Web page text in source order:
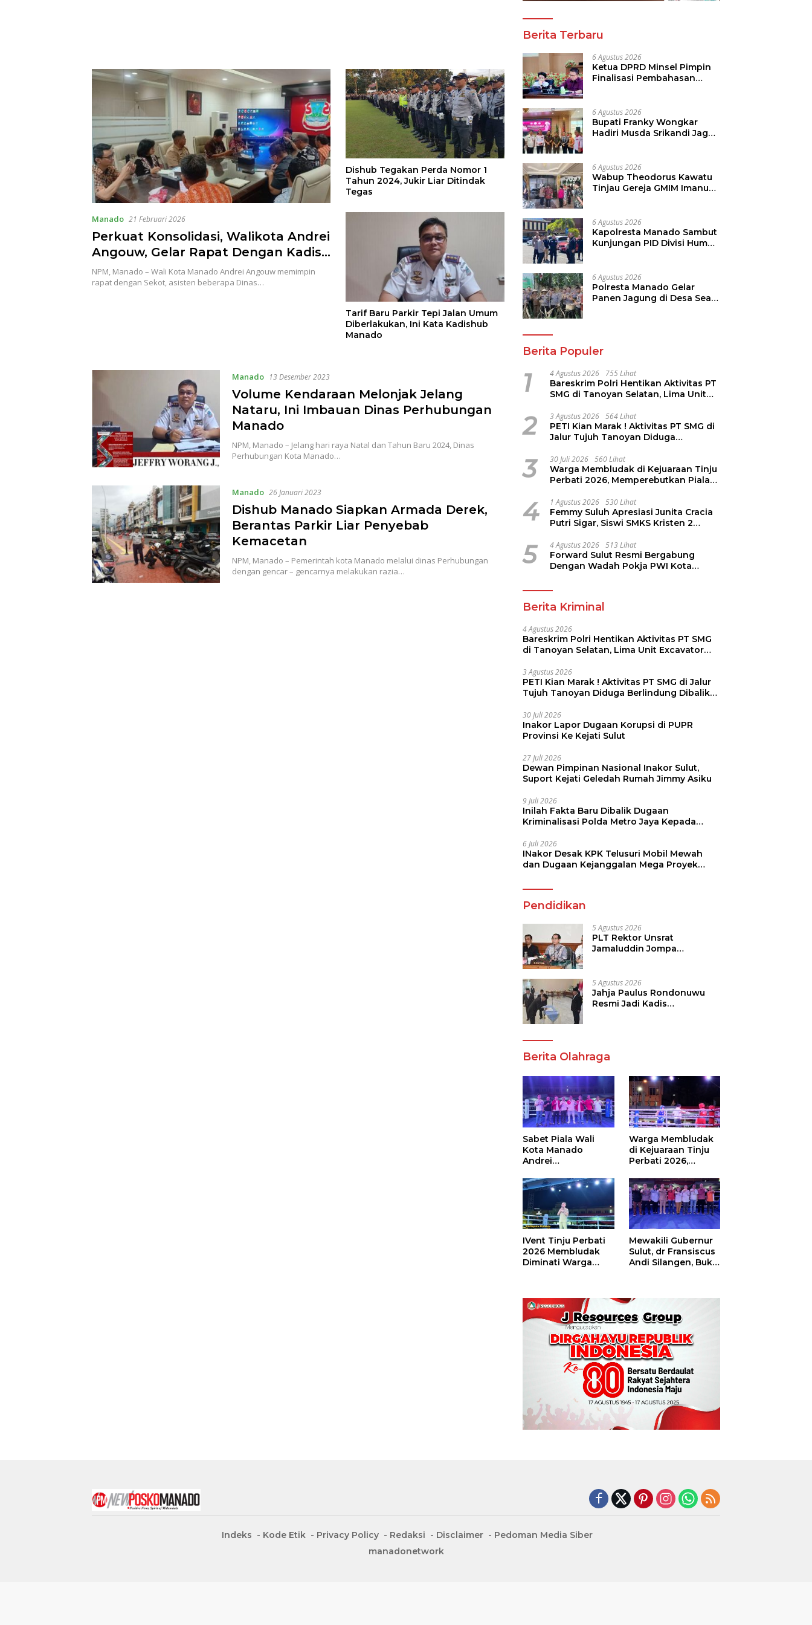
Manado 21 Februari 2026
Perkuat Konsolidasi, Walikota Andrei
Angouw, Gelar Rapat Dengan Kadis
dan Camat
NPM, Manado – Wali Kota Manado Andrei Angouw memimpin
rapat dengan Sekot, asisten beberapa Dinas…
Dishub Tegakan Perda Nomor 1
Tahun 2024, Jukir Liar Ditindak
Tegas
Tarif Baru Parkir Tepi Jalan Umum
Diberlakukan, Ini Kata Kadishub
Manado
Manado 13 Desember 2023
Volume Kendaraan Melonjak Jelang
Nataru, Ini Imbauan Dinas Perhubungan
Manado
NPM, Manado – Jelang hari raya Natal dan Tahun Baru 2024, Dinas
Perhubungan Kota Manado…
Manado 26 Januari 2023
Dishub Manado Siapkan Armada Derek,
Berantas Parkir Liar Penyebab
Kemacetan
NPM, Manado – Pemerintah kota Manado melalui dinas Perhubungan
dengan gencar – gencarnya melakukan razia…
Berita Terbaru
6 Agustus 2026
Ketua DPRD Minsel Pimpin
Finalisasi Pembahasan
6 Agustus 2026
Bupati Franky Wongkar
Hadiri Musda Srikandi Jaga
6 Agustus 2026
Wabup Theodorus Kawatu
Tinjau Gereja GMIM Imanuel
Dukungan bagi Jemaat
6 Agustus 2026
Kapolresta Manado Sambut
Kunjungan PID Divisi Humas
6 Agustus 2026
Polresta Manado Gelar
Panen Jagung di Desa Sea,
Berita Populer
1 4 Agustus 2026 755 Lihat
Bareskrim Polri Hentikan Aktivitas PT
SMG di Tanoyan Selatan, Lima Unit
2 3 Agustus 2026 564 Lihat
PETI Kian Marak ! Aktivitas PT SMG di
Jalur Tujuh Tanoyan Diduga
3 30 Juli 2026 560 Lihat
Warga Membludak di Kejuaraan Tinju
Perbati 2026, Memperebutkan Piala
4 1 Agustus 2026 530 Lihat
Femmy Suluh Apresiasi Junita Cracia
Putri Sigar, Siswi SMKS Kristen 2
Dikmen Nasional 2026
5 4 Agustus 2026 513 Lihat
Forward Sulut Resmi Bergabung
Dengan Wadah Pokja PWI Kota
Berita Kriminal
4 Agustus 2026
Bareskrim Polri Hentikan Aktivitas PT SMG
di Tanoyan Selatan, Lima Unit Excavator
3 Agustus 2026
PETI Kian Marak ! Aktivitas PT SMG di Jalur
Tujuh Tanoyan Diduga Berlindung Dibalik
30 Juli 2026
Inakor Lapor Dugaan Korupsi di PUPR
Provinsi Ke Kejati Sulut
27 Juli 2026
Dewan Pimpinan Nasional Inakor Sulut,
Suport Kejati Geledah Rumah Jimmy Asiku
9 Juli 2026
Inilah Fakta Baru Dibalik Dugaan
Kriminalisasi Polda Metro Jaya Kepada
6 Juli 2026
INakor Desak KPK Telusuri Mobil Mewah
dan Dugaan Kejanggalan Mega Proyek
Pendidikan
5 Agustus 2026
PLT Rektor Unsrat
Jamaluddin Jompa
Kampus Kondusif
5 Agustus 2026
Jahja Paulus Rondonuwu
Resmi Jadi Kadis
Berita Olahraga
Sabet Piala Wali
Kota Manado
Andrei
Boxing Camp Juara
Umum Tinju Perbati
2026
Warga Membludak
di Kejuaraan Tinju
Perbati 2026,
Piala Wali Kota
IVent Tinju Perbati
2026 Membludak
Diminati Warga
Mewakili Gubernur
Sulut, dr Fransiscus
Andi Silangen, Buka
Piala Wali Kota
Manado
Indeks Kode Etik Privacy Policy Redaksi Disclaimer
Pedoman Media Siber
manadonetwork